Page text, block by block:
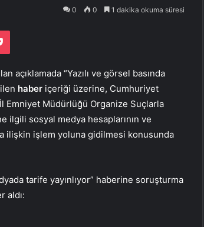
0 0 1 dakika okuma süresi
Pocket
açıklamada “Yazılı ve görsel basında
haber içeriği üzerine, Cumhuriyet
Emniyet Müdürlüğü Organize Suçlarla
ilgili sosyal medya hesaplarının ve
ilişkin işlem yoluna gidilmesi konusunda
tarife yayınlıyor” haberine soruşturma
aldı: